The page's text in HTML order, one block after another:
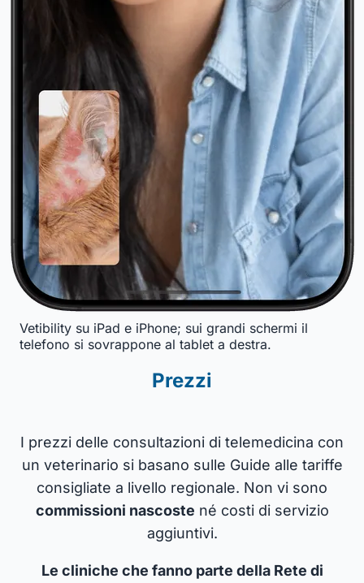
Vetibility su iPad e iPhone; sui grandi schermi il
telefono si sovrappone al tablet a destra.
Prezzi
I prezzi delle consultazioni di telemedicina con
un veterinario si basano sulle Guide alle tariffe
consigliate a livello regionale. Non vi sono
commissioni nascoste né costi di servizio
aggiuntivi.
Le cliniche che fanno parte della Rete di